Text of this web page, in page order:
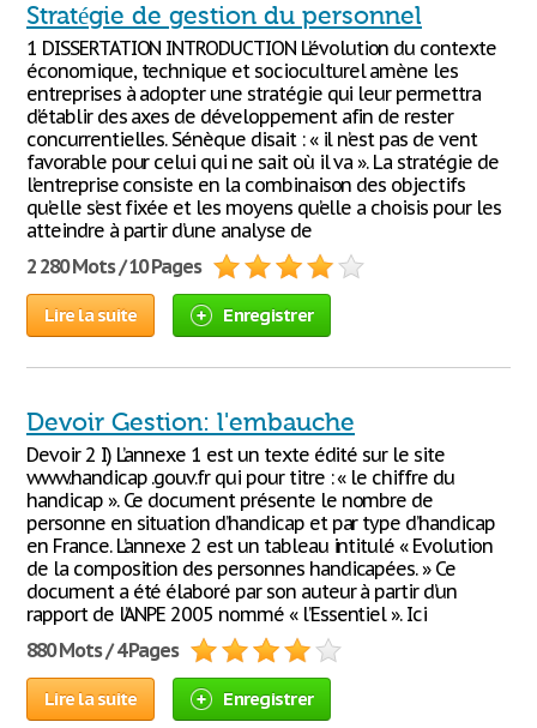
Stratégie de gestion du personnel
1 DISSERTATION INTRODUCTION L’évolution du contexte
économique, technique et socioculturel amène les
entreprises à adopter une stratégie qui leur permettra
d’établir des axes de développement afin de rester
concurrentielles. Sénèque disait : « il n’est pas de vent
favorable pour celui qui ne sait où il va ». La stratégie de
l’entreprise consiste en la combinaison des objectifs
qu’elle s’est fixée et les moyens qu’elle a choisis pour les
atteindre à partir d’une analyse de
2 280 Mots / 10 Pages
Lire la suite Enregistrer
Devoir Gestion: l'embauche
Devoir 2 I) L’annexe 1 est un texte édité sur le site
www.handicap .gouv.fr qui pour titre : « le chiffre du
handicap ». Ce document présente le nombre de
personne en situation d’handicap et par type d’handicap
en France. L’annexe 2 est un tableau intitulé « Evolution
de la composition des personnes handicapées. » Ce
document a été élaboré par son auteur à partir d’un
rapport de l’ANPE 2005 nommé « l’Essentiel ». Ici
880 Mots / 4 Pages
Lire la suite Enregistrer